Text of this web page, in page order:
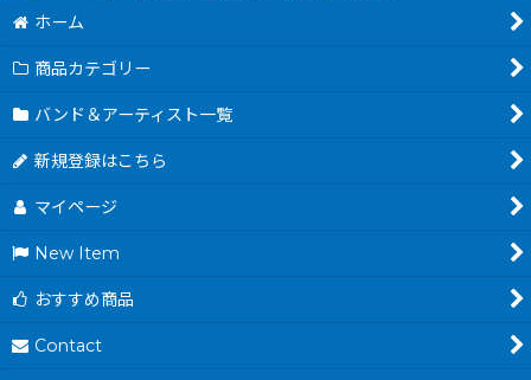
ホーム
商品カテゴリー
バンド＆アーティスト一覧
新規登録はこちら
マイページ
New Item
おすすめ商品
Contact